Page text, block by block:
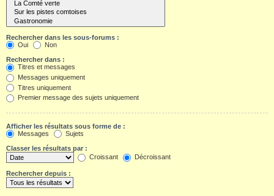
Rechercher dans les sous-forums :
Oui
Non
Rechercher dans :
Titres et messages
Messages uniquement
Titres uniquement
Premier message des sujets uniquement
Afficher les résultats sous forme de :
Messages
Sujets
Classer les résultats par :
Croissant
Décroissant
Rechercher depuis :